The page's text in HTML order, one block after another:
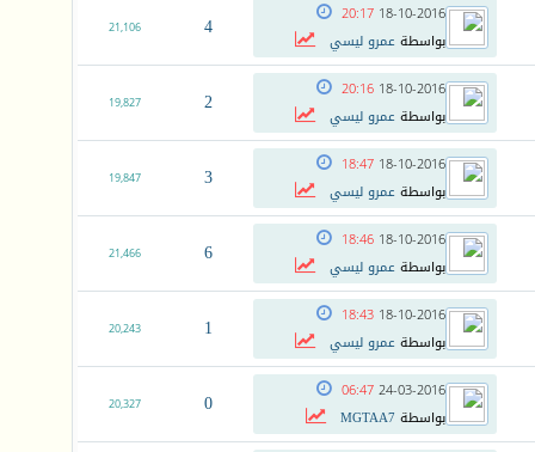
18-10-2016
20:17
بواسطةعمرو ليسي 4
21,106
18-10-2016
20:16
بواسطةعمرو ليسي 2
19,827
18-10-2016
18:47
بواسطةعمرو ليسي 3
19,847
18-10-2016
18:46
بواسطةعمرو ليسي 6
21,466
18-10-2016
18:43
بواسطةعمرو ليسي 1
20,243
24-03-2016
06:47
بواسطةMGTAA7
0
20,327